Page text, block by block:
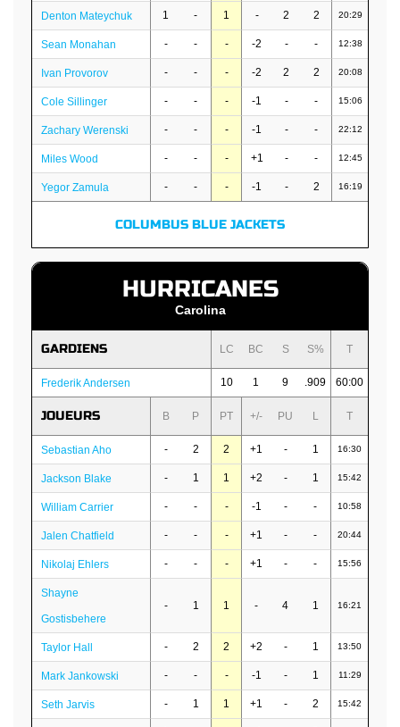
Denton Mateychuk 1 - 1 - 2 2 20:29
Sean Monahan - - - -2 - - 12:38
Ivan Provorov - - - -2 2 2 20:08
Cole Sillinger - - - -1 - - 15:06
Zachary Werenski - - - -1 - - 22:12
Miles Wood - - - +1 - - 12:45
Yegor Zamula - - - -1 - 2 16:19
COLUMBUS BLUE JACKETS
HURRICANES
Carolina
GARDIENS LC BC S S% T
Frederik Andersen 10 1 9 .909 60:00
JOUEURS B P PT +/- PU L T
Sebastian Aho - 2 2 +1 - 1 16:30
Jackson Blake - 1 1 +2 - 1 15:42
William Carrier - - - -1 - - 10:58
Jalen Chatfield - - - +1 - - 20:44
Nikolaj Ehlers - - - +1 - - 15:56
Shayne
Gostisbehere
- 1 1 - 4 1 16:21
Taylor Hall - 2 2 +2 - 1 13:50
Mark Jankowski - - - -1 - 1 11:29
Seth Jarvis - 1 1 +1 - 2 15:42